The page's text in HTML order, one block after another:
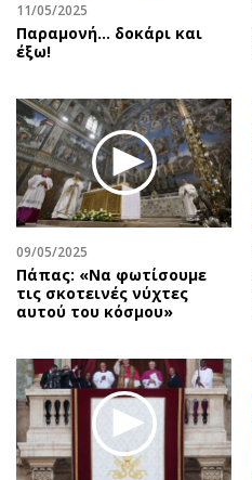
Πολιτισμός
Σινεμά
Μουσική
Εικαστικά
Βιβλίο
Χειρόγραφα
11/05/2025
Παραμονή… δοκάρι και
έξω!
09/05/2025
Πάπας: «Να φωτίσουμε
τις σκοτεινές νύχτες
αυτού του κόσμου»